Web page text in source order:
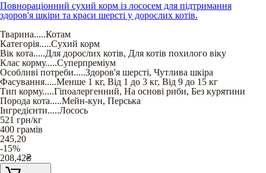
Повнораціонний сухий корм із лососем для підтримання
здоров'я шкіри та краси шерсті у дорослих котів.
Тварина.....Котам
Категорія.....Сухий корм
Вік кота.....Для дорослих котів, Для котів похилого віку
Клас корму.....Суперпреміум
Особливі потреби.....Здоров'я шерсті, Чутлива шкіра
Фасування.....Менше 1 кг, Від 1 до 3 кг, Від 9 до 15 кг
Тип корму.....Гіпоалергенний, На основі риби, Без курятини
Порода кота.....Мейн-кун, Перська
Інгредієнти.....Лосось
521 грн/кг
400 грамів
245,20
-15%
208,42₴